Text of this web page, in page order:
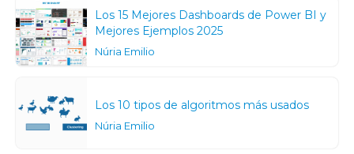
Los 15 Mejores Dashboards de Power BI y
Mejores Ejemplos 2025
Núria Emilio
Los 10 tipos de algoritmos más usados
Núria Emilio